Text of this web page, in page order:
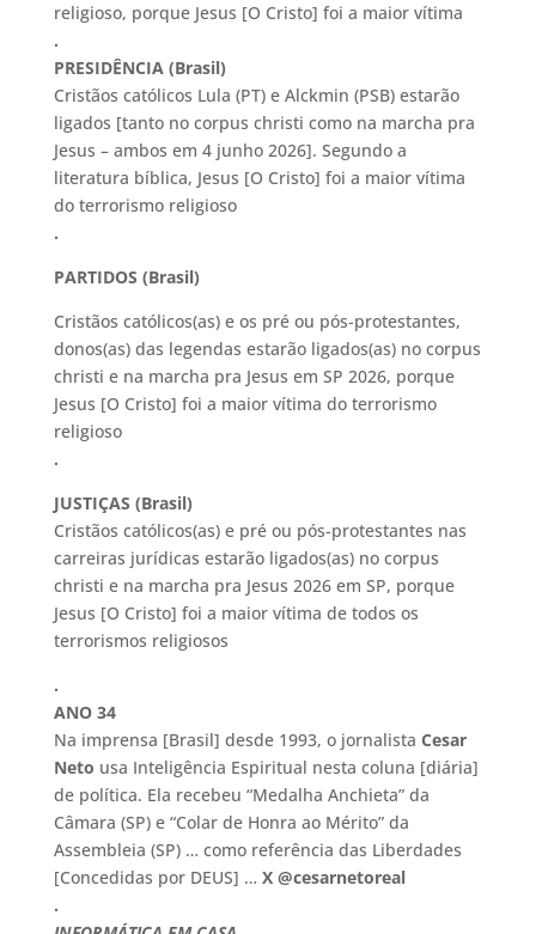
religioso, porque Jesus [O Cristo] foi a maior vítima
.
PRESIDÊNCIA (Brasil)
Cristãos católicos Lula (PT) e Alckmin (PSB) estarão
ligados [tanto no corpus christi como na marcha pra
Jesus – ambos em 4 junho 2026]. Segundo a
literatura bíblica, Jesus [O Cristo] foi a maior vítima
do terrorismo religioso
.
PARTIDOS (Brasil)
Cristãos católicos(as) e os pré ou pós-protestantes,
donos(as) das legendas estarão ligados(as) no corpus
christi e na marcha pra Jesus em SP 2026, porque
Jesus [O Cristo] foi a maior vítima do terrorismo
religioso
.
JUSTIÇAS (Brasil)
Cristãos católicos(as) e pré ou pós-protestantes nas
carreiras jurídicas estarão ligados(as) no corpus
christi e na marcha pra Jesus 2026 em SP, porque
Jesus [O Cristo] foi a maior vítima de todos os
terrorismos religiosos
.
ANO 34
Na imprensa [Brasil] desde 1993, o jornalista Cesar
Neto usa Inteligência Espiritual nesta coluna [diária]
de política. Ela recebeu “Medalha Anchieta” da
Câmara (SP) e “Colar de Honra ao Mérito” da
Assembleia (SP) … como referência das Liberdades
[Concedidas por DEUS] … X @cesarnetoreal
.